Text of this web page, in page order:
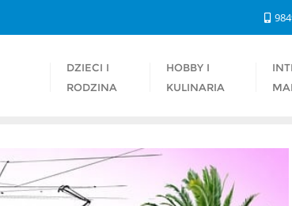
DZIECI I
RODZINA
HOBBY I
KULINARIA